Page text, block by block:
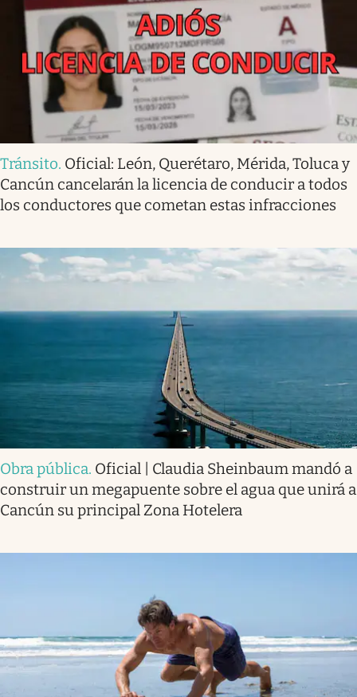
Tránsito. Oficial: León, Querétaro, Mérida, Toluca y
Cancún cancelarán la licencia de conducir a todos
los conductores que cometan estas infracciones
Obra pública. Oficial | Claudia Sheinbaum mandó a
construir un megapuente sobre el agua que unirá a
Cancún su principal Zona Hotelera